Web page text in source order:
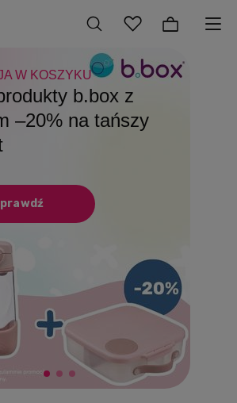
W KOSZYKU
b.box z
–20% na tańszy
Playshoes z
–15%
NIEZBĘDNIK!
beztroskie
Butelki, bidony i